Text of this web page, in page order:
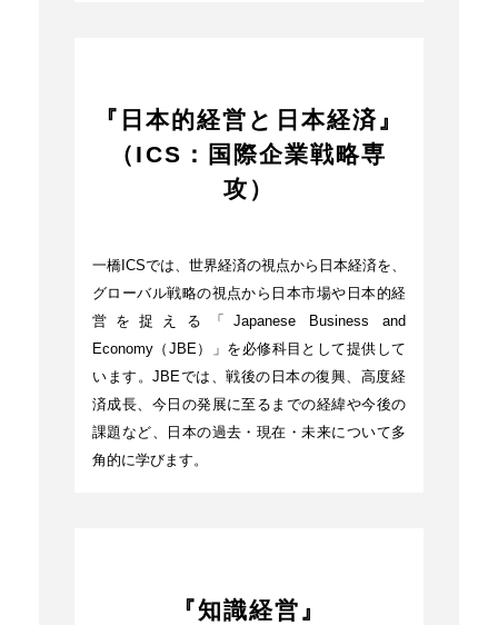
『日本的経営と日本経済』
（ICS：国際企業戦略専
攻）
一橋ICSでは、世界経済の視点から日本経済を、
グローバル戦略の視点から日本市場や日本的経
営を捉える「Japanese Business and
Economy（JBE）」を必修科目として提供して
います。JBEでは、戦後の日本の復興、高度経
済成長、今日の発展に至るまでの経緯や今後の
課題など、日本の過去・現在・未来について多
角的に学びます。
『知識経営』